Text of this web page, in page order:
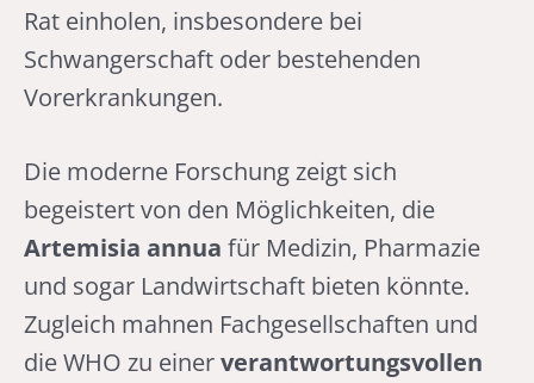
Rat einholen, insbesondere bei
Schwangerschaft oder bestehenden
Vorerkrankungen.
Die moderne Forschung zeigt sich
begeistert von den Möglichkeiten, die
Artemisia annua für Medizin, Pharmazie
und sogar Landwirtschaft bieten könnte.
Zugleich mahnen Fachgesellschaften und
die WHO zu einerverantwortungsvollen